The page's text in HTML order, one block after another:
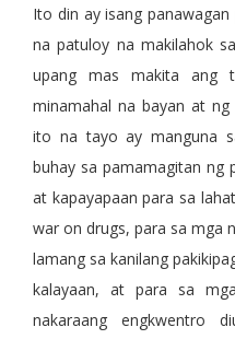
Ito din ay isang
na patuloy na makilahok
upang mas makita ang
minamahal na bayan at
ito na tayo ay manguna
buhay sa pamamagitan ng
at kapayapaan para sa
war on drugs, para sa mga
lamang sa kanilang
kalayaan, at para sa
nakaraang engkwentro